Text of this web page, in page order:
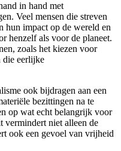
in hand met
Veel mensen die streven
hun impact op de wereld en
henzelf als voor de planeet.
zoals het kiezen voor
die eerlijke
ook bijdragen aan een
bezittingen na te
op wat echt belangrijk voor
vermindert niet alleen de
ook een gevoel van vrijheid